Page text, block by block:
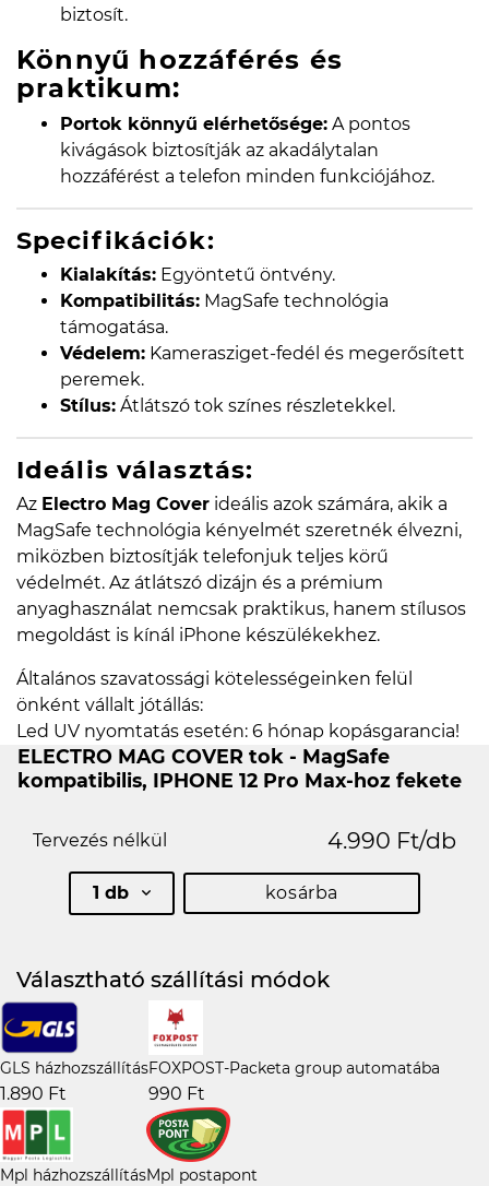
biztosít.
Könnyű hozzáférés és
praktikum:
Portok könnyű elérhetősége: A pontos
kivágások biztosítják az akadálytalan
hozzáférést a telefon minden funkciójához.
Specifikációk:
Kialakítás: Egyöntetű öntvény.
Kompatibilitás: MagSafe technológia
támogatása.
Védelem: Kamerasziget-fedél és megerősített
peremek.
Stílus: Átlátszó tok színes részletekkel.
Ideális választás:
Az Electro Mag Cover ideális azok számára, akik a
MagSafe technológia kényelmét szeretnék élvezni,
miközben biztosítják telefonjuk teljes körű
védelmét. Az átlátszó dizájn és a prémium
anyaghasználat nemcsak praktikus, hanem stílusos
megoldást is kínál iPhone készülékekhez.
Általános szavatossági kötelességeinken felül
önként vállalt jótállás:
Led UV nyomtatás esetén: 6 hónap kopásgarancia!
ELECTRO MAG COVER tok - MagSafe
kompatibilis, IPHONE 12 Pro Max-hoz fekete
Tervezés nélkül 4.990 Ft/db
1 db kosárba
Választható szállítási módok
GLS házhozszállítás
1.890 Ft
FOXPOST-Packeta group automatába
990 Ft
Mpl házhozszállításMpl postapont